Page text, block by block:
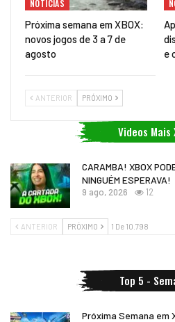
NOTÍCIAS
Próxima semana em XBOX:
novos jogos de 3 a 7 de
agosto
e
ANTERIOR PRÓXIMO
Videos Mais
CARAMBA! XBOX
NINGUÉM ESPERAVA!
9 ago, 2026 12
ANTERIOR PRÓXIMO 1 De 10.798
Top 5 -
Próxima Semana em